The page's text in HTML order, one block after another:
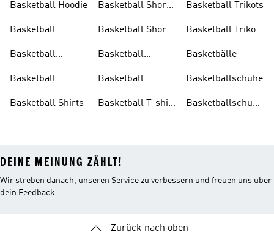
Basketball Hoodie
Basketball
Basketball
Basketball
Basketball Shirts
Basketball Shorts
Basketball Shorts
Basketball
Basketball
Basketball T-shirt
Basketball Trikots
Basketball Trikots
Basketbälle
Basketballschuhe
Basketballschuhe
DEINE MEINUNG ZÄHLT!
Wir streben danach, unseren Service zu verbessern und freuen uns über
dein Feedback.
Zurück nach oben